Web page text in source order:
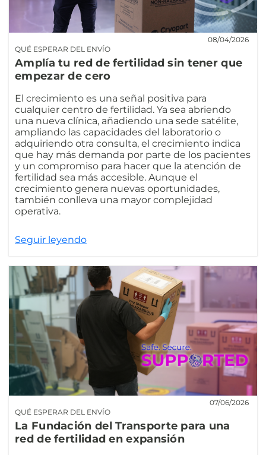
QUÉ ESPERAR DEL ENVÍO
08/04/2026
Amplía tu red de fertilidad sin tener que
empezar de cero
El crecimiento es una señal positiva para
cualquier centro de fertilidad. Ya sea abriendo
una nueva clínica, añadiendo una sede satélite,
ampliando las capacidades del laboratorio o
adquiriendo otra consulta, el crecimiento indica
que hay más demanda por parte de los pacientes
y un compromiso para hacer que la atención de
fertilidad sea más accesible. Aunque el
crecimiento genera nuevas oportunidades,
también conlleva una mayor complejidad
operativa.
Seguir leyendo
QUÉ ESPERAR DEL ENVÍO
07/06/2026
La Fundación del Transporte para una
red de fertilidad en expansión